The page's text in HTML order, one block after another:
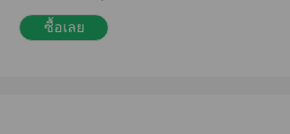
ตั้งแต่มัธยม! แต่มาโป๊ะแตกเพราะความพอร์น
ซื้อเลย